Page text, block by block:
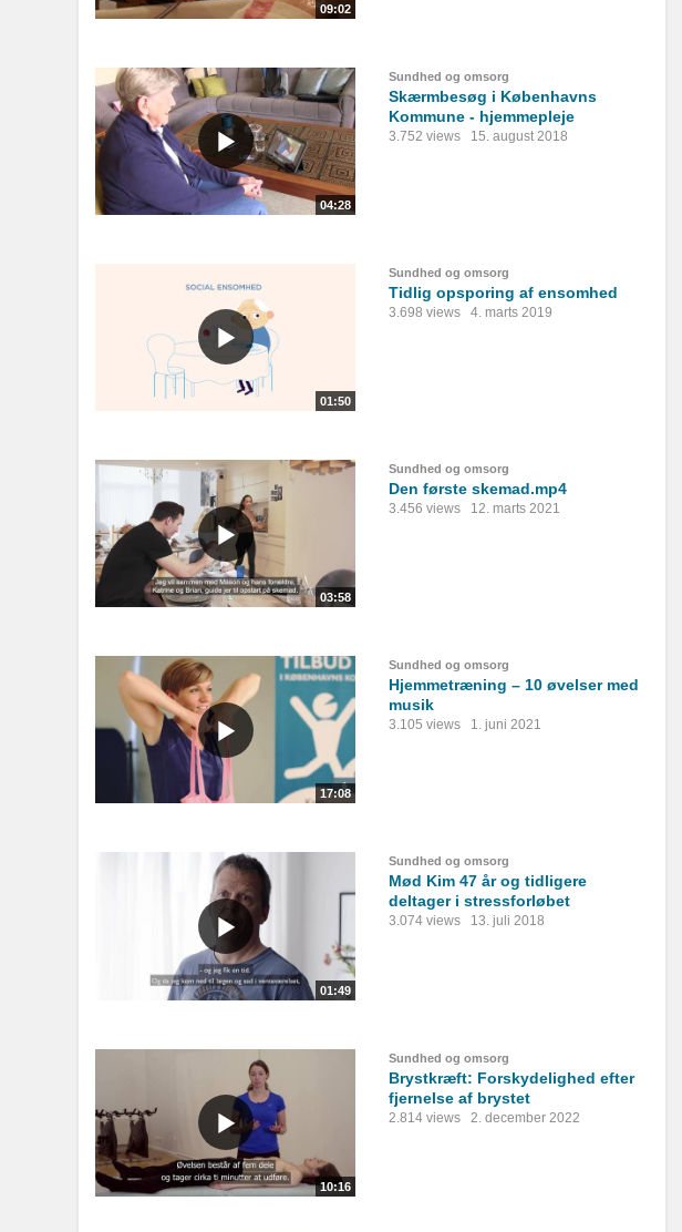
09:02
04:28
Sundhed og omsorg
Skærmbesøg i Københavns
Kommune - hjemmepleje
3.752 views 15. august 2018
01:50
Sundhed og omsorg
Tidlig opsporing af ensomhed
3.698 views 4. marts 2019
03:58
Sundhed og omsorg
Den første skemad.mp4
3.456 views 12. marts 2021
17:08
Sundhed og omsorg
Hjemmetræning – 10 øvelser med
musik
3.105 views 1. juni 2021
01:49
Sundhed og omsorg
Mød Kim 47 år og tidligere
deltager i stressforløbet
3.074 views 13. juli 2018
10:16
Sundhed og omsorg
Brystkræft: Forskydelighed efter
fjernelse af brystet
2.814 views 2. december 2022